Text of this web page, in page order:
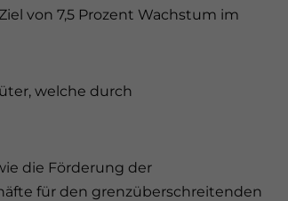
von 7,5 Prozent Wachstum im
welche durch
die Förderung der
für den grenzüberschreitenden